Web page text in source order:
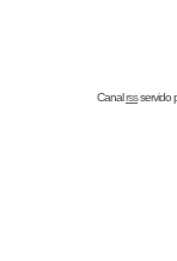
Canalrssservido